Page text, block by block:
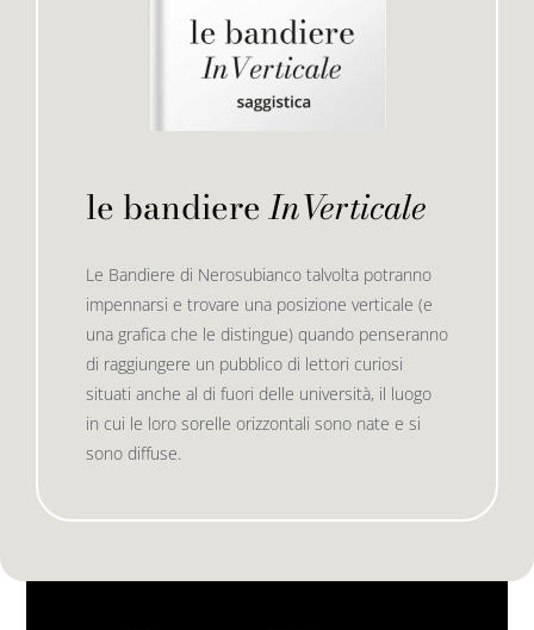
le bandiereInVerticale
Le Bandiere di Nerosubianco talvolta potranno
impennarsi e trovare una posizione verticale (e
una grafica che le distingue) quando penseranno
di raggiungere un pubblico di lettori curiosi
situati anche al di fuori delle università, il luogo
in cui le loro sorelle orizzontali sono nate e si
sono diffuse.